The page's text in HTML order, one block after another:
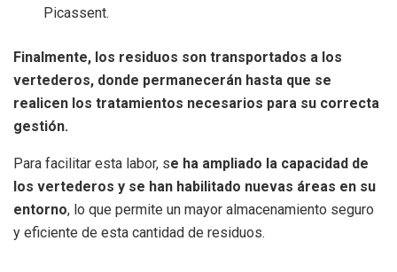
Picassent.
Finalmente, los residuos son transportados a los
vertederos, donde permanecerán hasta que se
realicen los tratamientos necesarios para su correcta
gestión.
Para facilitar esta labor, se ha ampliado la capacidad de
los vertederos y se han habilitado nuevas áreas en su
entorno, lo que permite un mayor almacenamiento seguro
y eficiente de esta cantidad de residuos.